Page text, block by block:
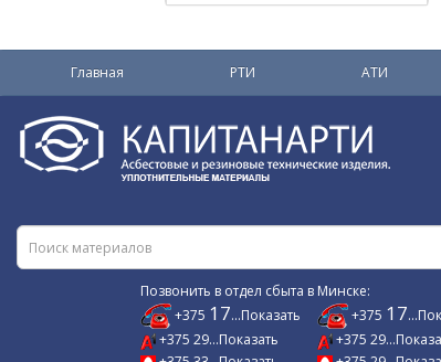
Главная РТИ АТИ
Позвонить в отдел сбыта в Минске:
+375 17...Показать
+375 29...Показать
+375 17
+375